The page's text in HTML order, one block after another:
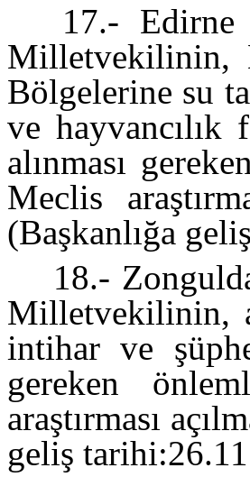
17.-
Milletvekilinin,
Bölgelerine su
ve hayvancılık
alınması
Meclis
(Başkanlığa
18.-
Milletvekilinin,
intihar ve
gereken
araştırması
geliş